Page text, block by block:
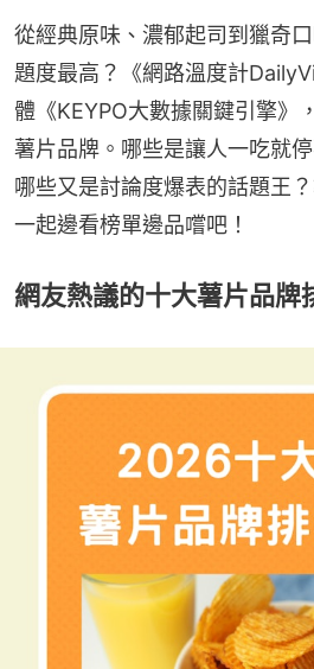
從經典原味、濃郁起司到獵奇
題度最高？《網路溫度計
體《KEYPO大數據關鍵引擎》
薯片品牌。哪些是讓人一吃就
哪些又是討論度爆表的話題王
一起邊看榜單邊品嚐吧！
網友熱議的十大薯片品牌